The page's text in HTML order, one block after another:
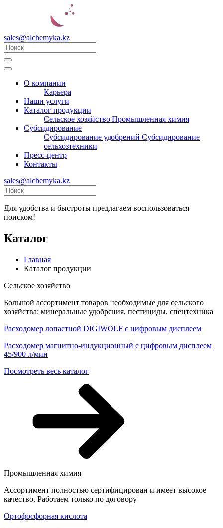
sales@alchemyka.kz
О компании
Карьера
Наши услуги
Каталог продукции
Сельское хозяйство Промышленная химия
Субсидирование
Субсидирование удобрений Субсидирование
сельхозтехники
Пресс-центр
Контакты
sales@alchemyka.kz
Для удобства и быстроты предлагаем воспользоваться
поиском!
Каталог
Главная
Каталог продукции
Сельское хозяйство
Большой ассортимент товаров необходимые для сельского
хозяйства: минеральные удобрения, пестициды, спецтехника
Расходомер лопастной DIGIWOLF с цифровым дисплеем
Расходомер магнитно-индукционный с цифровым дисплеем
45/900 л/мин
Посмотреть весь каталог
Промышленная химия
Ассортимент полностью сертифицирован и имеет высокое
качество. Работаем только по договору
Ортофосфорная кислота